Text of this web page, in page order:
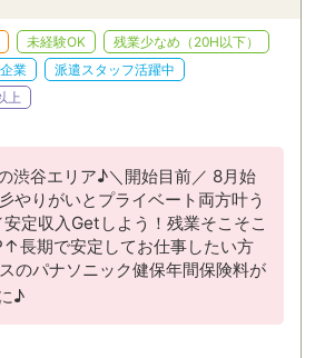
未経験OK
残業少なめ（20H以下）
業
派遣スタッフ活躍中
上
渋谷エリア♪＼開始目前／ 8月始
やりがいとプライベート両方叶う
定収入Getしよう！残業そこそこ
長期で安定してお仕事したい方
のパナソニック健保年間保険料が
♪